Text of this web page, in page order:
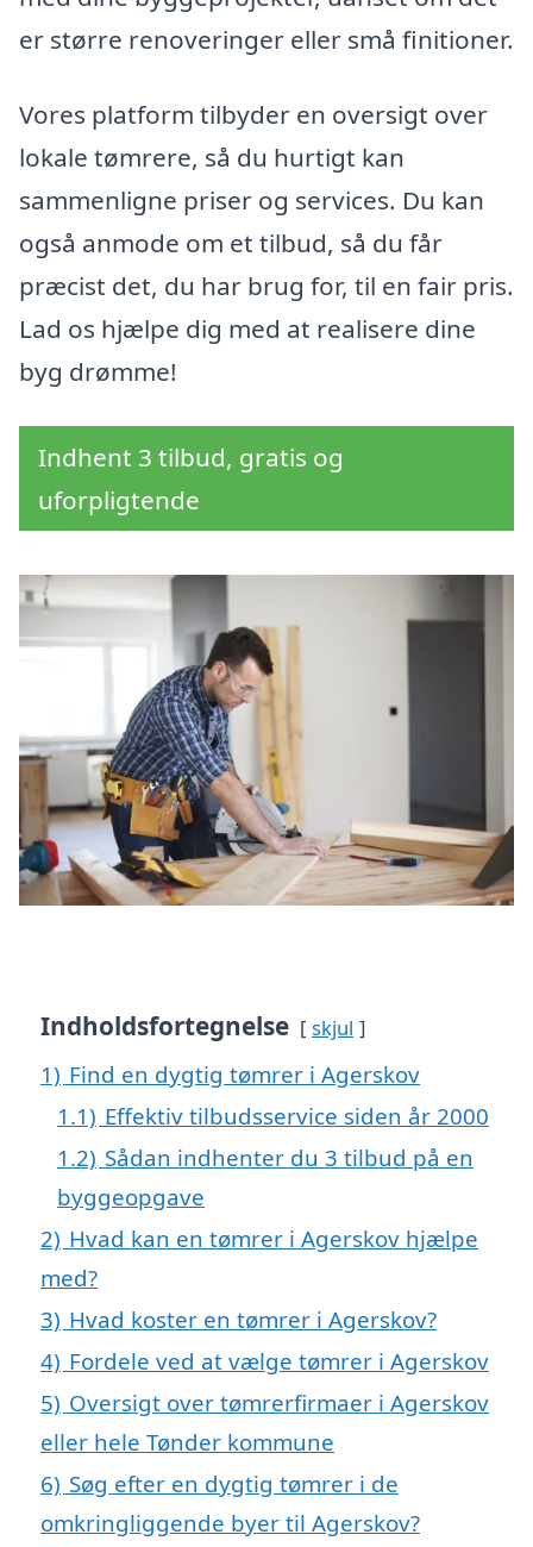
er større renoveringer eller små finitioner.
Vores platform tilbyder en oversigt over
lokale tømrere, så du hurtigt kan
sammenligne priser og services. Du kan
også anmode om et tilbud, så du får
præcist det, du har brug for, til en fair pris.
Lad os hjælpe dig med at realisere dine
byg drømme!
Indhent 3 tilbud, gratis og
uforpligtende
Indholdsfortegnelse skjul
1) Find en dygtig tømrer i Agerskov
1.1) Effektiv tilbudsservice siden år 2000
1.2) Sådan indhenter du 3 tilbud på en
byggeopgave
2) Hvad kan en tømrer i Agerskov hjælpe
med?
3) Hvad koster en tømrer i Agerskov?
4) Fordele ved at vælge tømrer i Agerskov
5) Oversigt over tømrerfirmaer i Agerskov
eller hele Tønder kommune
6) Søg efter en dygtig tømrer i de
omkringliggende byer til Agerskov?